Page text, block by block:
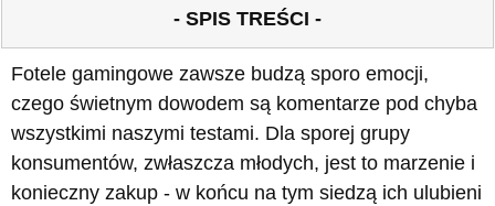
- SPIS TREŚCI -
Fotele gamingowe zawsze budzą sporo emocji,
czego świetnym dowodem są komentarze pod chyba
wszystkimi naszymi testami. Dla sporej grupy
konsumentów, zwłaszcza młodych, jest to marzenie i
konieczny zakup - w końcu na tym siedzą ich ulubieni